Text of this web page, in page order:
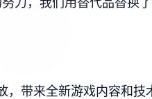
带来全新游戏内容和技